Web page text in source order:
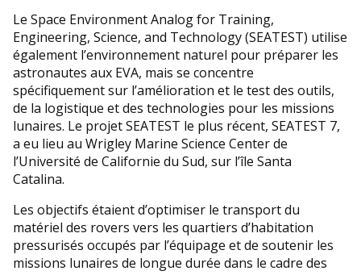
Le Space Environment Analog for Training,
Engineering, Science, and Technology (SEATEST) utilise
également l’environnement naturel pour préparer les
astronautes aux EVA, mais se concentre
spécifiquement sur l’amélioration et le test des outils,
de la logistique et des technologies pour les missions
lunaires. Le projet SEATEST le plus récent, SEATEST 7,
a eu lieu au Wrigley Marine Science Center de
l’Université de Californie du Sud, sur l’île Santa
Catalina.
Les objectifs étaient d’optimiser le transport du
matériel des rovers vers les quartiers d’habitation
pressurisés occupés par l’équipage et de soutenir les
missions lunaires de longue durée dans le cadre des